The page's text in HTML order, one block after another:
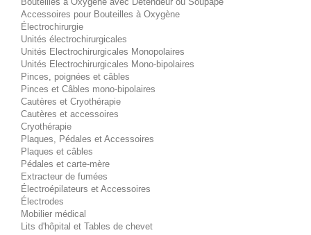
Accessoires pour Bouteilles à Oxygène
Électrochirurgie
Unités électrochirurgicales
Unités Electrochirurgicales Monopolaires
Unités Electrochirurgicales Mono-bipolaires
Pinces, poignées et câbles
Pinces et Câbles mono-bipolaires
Cautères et Cryothérapie
Cautères et accessoires
Cryothérapie
Plaques, Pédales et Accessoires
Plaques et câbles
Pédales et carte-mère
Extracteur de fumées
Électroépilateurs et Accessoires
Électrodes
Mobilier médical
Lits d'hôpital et Tables de chevet